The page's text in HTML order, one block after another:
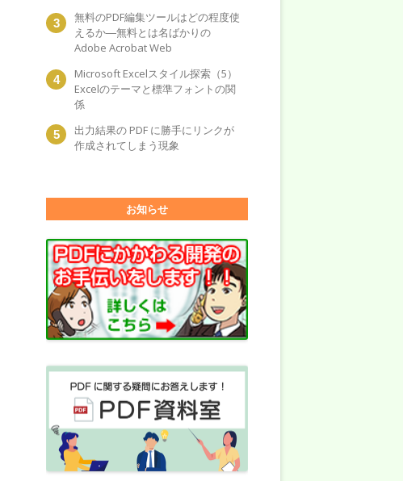
無料のPDF編集ツールはどの程度使
えるか―無料とは名ばかりの
Adobe Acrobat Web
Microsoft Excelスタイル探索（5）
Excelのテーマと標準フォントの関
係
出力結果の PDF に勝手にリンクが
作成されてしまう現象
お知らせ